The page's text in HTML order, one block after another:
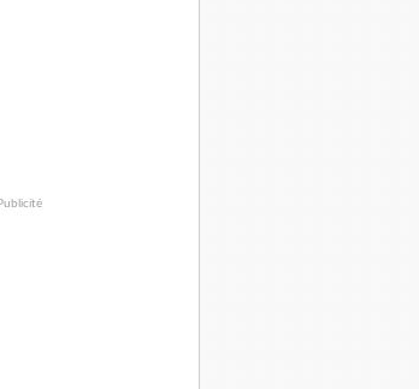
Publicité